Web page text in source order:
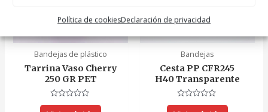
Política de cookiesDeclaración de privacidad
Bandejas de plástico
Tarrina Vaso Cherry
250 GR PET
Valorado
Bandejas
Cesta PP CFR245
H40 Transparente
Valorado